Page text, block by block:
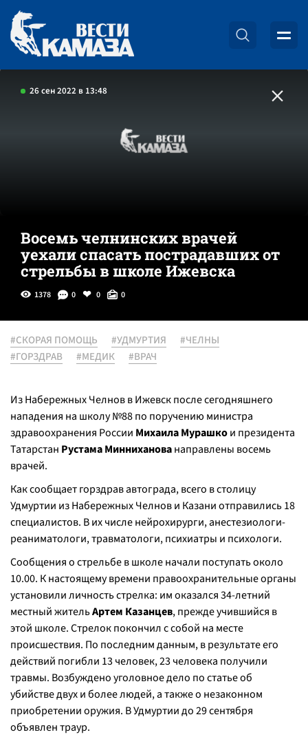
26 сен 2022 в 13:48
Восемь челнинских врачей
уехали спасать пострадавших от
стрельбы в школе Ижевска
1378 0 0 0
#СКОРАЯ ПОМОЩЬ #УДМУРТИЯ
#ЧЕЛНЫ
#ГОРЗДРАВ
#МЕДИК #ВРАЧ
Из Набережных Челнов в Ижевск после сегодняшнего
нападения на школу №88 по поручению министра
здравоохранения России Михаила Мурашкои президента
Татарстан Рустама Минниханованаправлены восемь
врачей.
Как сообщает горздрав автограда, всего в столицу
Удмуртии из Набережных Челнов и Казани отправились 18
специалистов. В их числе нейрохирурги, анестезиологи-
реаниматологи, травматологи, психиатры и психологи.
Сообщения о стрельбе в школе начали поступать около
10.00. К настоящему времени правоохранительные органы
установили личность стрелка: им оказался 34-летний
местный жительАртем Казанцев, прежде учившийся в
этой школе. Стрелок покончил с собой на месте
происшествия. По последним данным, в результате его
действий погибли 13 человек, 23 человека получили
травмы. Возбуждено уголовное дело по статье об
убийстве двух и более людей, а также о незаконном
приобретении оружия. В Удмуртии до 29 сентября
объявлен траур.